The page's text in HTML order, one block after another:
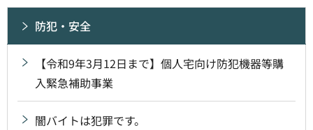
防犯・安全
【令和9年3月12日まで】個人宅向け防犯機器等購
入緊急補助事業
闇バイトは犯罪です。